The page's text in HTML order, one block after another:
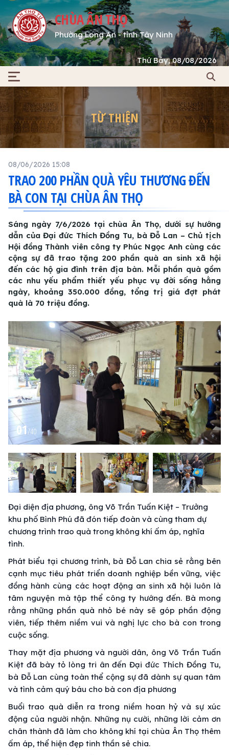
CHÙA ÂN THỌ
Phường Long An - tỉnh Tây Ninh
Thứ Bảy, 08/08/2026
TỪ THIỆN
08/06/2026 15:08
TRAO 200 PHẦN QUÀ YÊU THƯƠNG ĐẾN
BÀ CON TẠI CHÙA ÂN THỌ
Sáng ngày 7/6/2026 tại chùa Ân Thọ, dưới sự hướng
dẫn của Đại đức Thích Đồng Tu, bà Đỗ Lan – Chủ tịch
Hội đồng Thành viên công ty Phúc Ngọc Anh cùng các
cộng sự đã trao tặng 200 phần quà an sinh xã hội
đến các hộ gia đình trên địa bàn. Mỗi phần quà gồm
các nhu yếu phẩm thiết yếu phục vụ đời sống hằng
ngày, khoảng 350.000 đồng, tổng trị giá đợt phát
quà là 70 triệu đồng.
01/40
Đại diện địa phương, ông Võ Trần Tuấn Kiệt – Trưởng
khu phố Bình Phú đã đón tiếp đoàn và cùng tham dự
chương trình trao quà trong không khí ấm áp, nghĩa
tình.
Phát biểu tại chương trình, bà Đỗ Lan chia sẻ rằng bên
cạnh mục tiêu phát triển doanh nghiệp bền vững, việc
đồng hành cùng các hoạt động an sinh xã hội luôn là
tâm nguyện mà tập thể công ty hướng đến. Bà mong
rằng những phần quà nhỏ bé này sẽ góp phần động
viên, tiếp thêm niềm vui và nghị lực cho bà con trong
cuộc sống.
Thay mặt địa phương và người dân, ông Võ Trần Tuấn
Kiệt đã bày tỏ lòng tri ân đến Đại đức Thích Đồng Tu,
bà Đỗ Lan cùng toàn thể cộng sự đã dành sự quan tâm
và tình cảm quý báu cho bà con địa phương
Buổi trao quà diễn ra trong niềm hoan hỷ và sự xúc
động của người nhận. Những nụ cười, những lời cảm ơn
chân thành đã làm cho không khí tại chùa Ân Thọ thêm
ấm áp, thể hiện đẹp tinh thần sẻ chia.